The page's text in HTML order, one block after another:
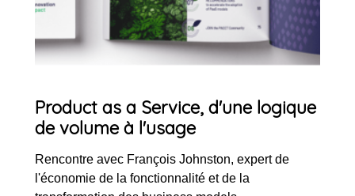
Product as a Service, d'une logique
de volume à l'usage
Rencontre avec François Johnston, expert de
l'économie de la fonctionnalité et de la